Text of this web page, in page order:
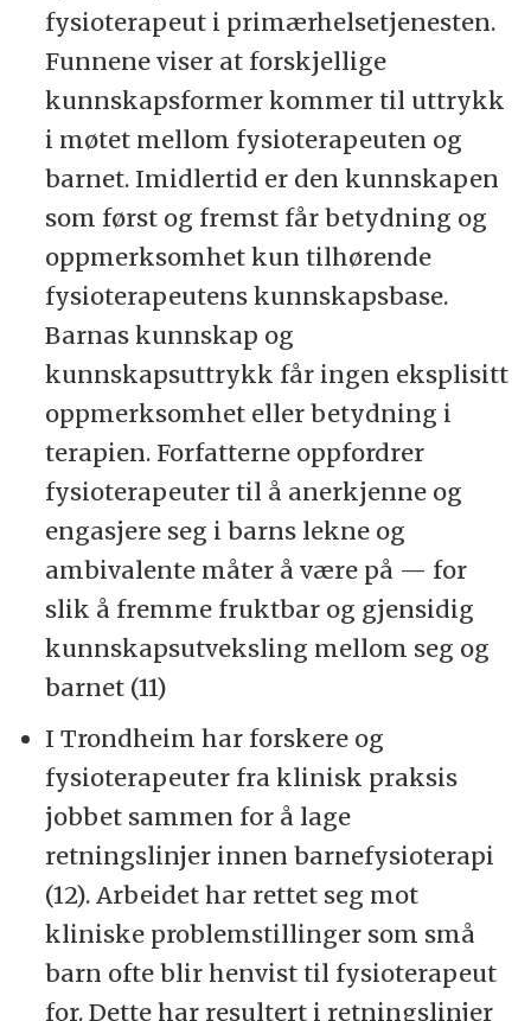
fysioterapeut i primærhelsetjenesten.
Funnene viser at forskjellige
kunnskapsformer kommer til uttrykk
i møtet mellom fysioterapeuten og
barnet. Imidlertid er den kunnskapen
som først og fremst får betydning og
oppmerksomhet kun tilhørende
fysioterapeutens kunnskapsbase.
Barnas kunnskap og
kunnskapsuttrykk får ingen eksplisitt
oppmerksomhet eller betydning i
terapien. Forfatterne oppfordrer
fysioterapeuter til å anerkjenne og
engasjere seg i barns lekne og
ambivalente måter å være på — for
slik å fremme fruktbar og gjensidig
kunnskapsutveksling mellom seg og
barnet (11)
I Trondheim har forskere og
fysioterapeuter fra klinisk praksis
jobbet sammen for å lage
retningslinjer innen barnefysioterapi
(12). Arbeidet har rettet seg mot
kliniske problemstillinger som små
barn ofte blir henvist til fysioterapeut
for. Dette har resultert i retningslinjer